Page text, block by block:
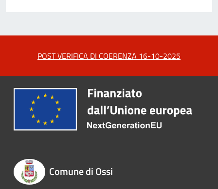
POST VERIFICA DI COERENZA 16-10-2025
Comune di Ossi